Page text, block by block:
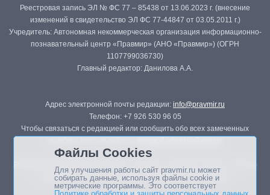
Реестровая запись ЭЛ № ФС 77 – 85438 от 13.06.2023 г. (внесение
изменений в свидетельство ЭЛ ФС 77-44847 от 03.05.2011 г.)
Учредитель: Автономная некоммерческая организация информационно-
познавательный центр «Правмир» (АНО «Правмир») (ОГРН
1107799036730)
Главный редактор: Данилова А.А.
Адрес электронной почты редакции: info@pravmir.ru
Телефон: +7 926 530 96 05
Чтобы связаться с редакцией или сообщить обо всех замеченных
Републикация материалов сайта в печатных изданиях (книгах, прессе)
возможна только с письменного разрешения редакции.
Файлы Cookies
Для улучшения работы сайт pravmir.ru может
собирать данные, используя файлы cookie и
метрические программы. Это соответствует